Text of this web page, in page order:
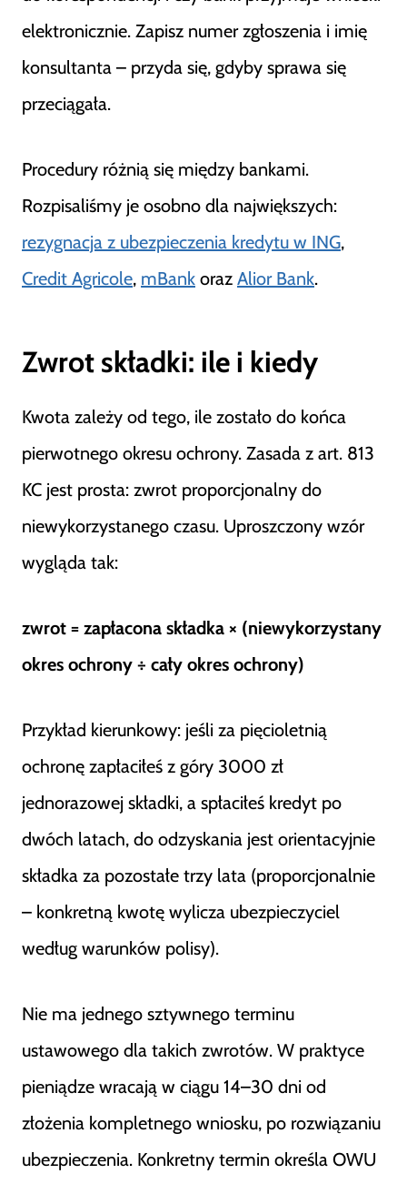
elektronicznie. Zapisz numer zgłoszenia i imię
konsultanta – przyda się, gdyby sprawa się
przeciągała.
Procedury różnią się między bankami.
Rozpisaliśmy je osobno dla największych:
rezygnacja z ubezpieczenia kredytu w ING,
Credit Agricole, mBank oraz Alior Bank.
Zwrot składki: ile i kiedy
Kwota zależy od tego, ile zostało do końca
pierwotnego okresu ochrony. Zasada z art. 813
KC jest prosta: zwrot proporcjonalny do
niewykorzystanego czasu. Uproszczony wzór
wygląda tak:
zwrot = zapłacona składka × (niewykorzystany
okres ochrony ÷ cały okres ochrony)
Przykład kierunkowy: jeśli za pięcioletnią
ochronę zapłaciłeś z góry 3000 zł
jednorazowej składki, a spłaciłeś kredyt po
dwóch latach, do odzyskania jest orientacyjnie
składka za pozostałe trzy lata (proporcjonalnie
– konkretną kwotę wylicza ubezpieczyciel
według warunków polisy).
Nie ma jednego sztywnego terminu
ustawowego dla takich zwrotów. W praktyce
pieniądze wracają w ciągu 14–30 dni od
złożenia kompletnego wniosku, po rozwiązaniu
ubezpieczenia. Konkretny termin określa OWU